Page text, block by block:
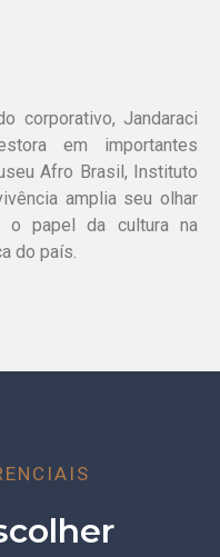
corporativo, Jandaraci
em importantes
Afro Brasil, Instituto
amplia seu olhar
o papel da cultura na
do país.